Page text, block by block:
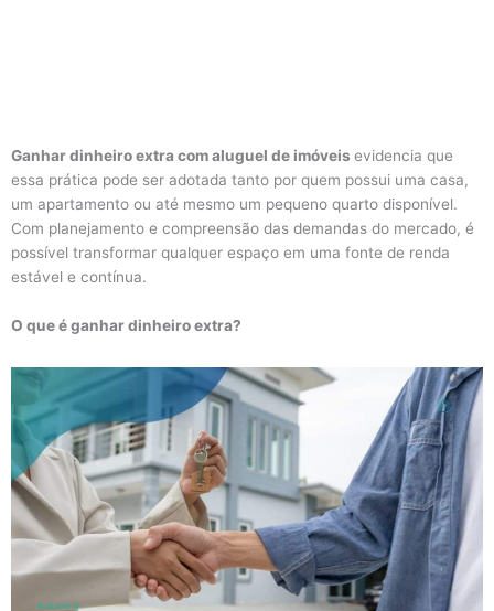
Ganhar dinheiro extra com aluguel de imóveis evidencia que
essa prática pode ser adotada tanto por quem possui uma casa,
um apartamento ou até mesmo um pequeno quarto disponível.
Com planejamento e compreensão das demandas do mercado, é
possível transformar qualquer espaço em uma fonte de renda
estável e contínua.
O que é ganhar dinheiro extra?